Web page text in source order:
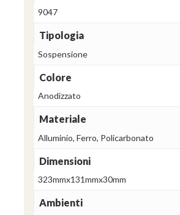
9047
Tipologia
Sospensione
Colore
Anodizzato
Materiale
Alluminio, Ferro, Policarbonato
Dimensioni
323mmx131mmx30mm
Ambienti